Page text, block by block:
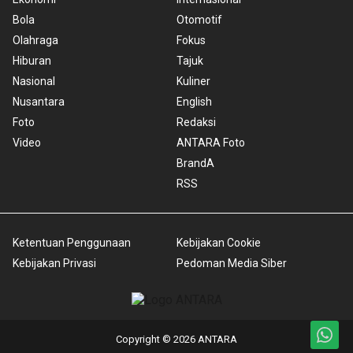
Bola
Olahraga
Hiburan
Nasional
Nusantara
Foto
Video
Otomotif
Fokus
Tajuk
Kuliner
English
Redaksi
ANTARA Foto
BrandA
RSS
Ketentuan Penggunaan
Kebijakan Privasi
Kebijakan Cookie
Pedoman Media Siber
Copyright © 2026 ANTARA